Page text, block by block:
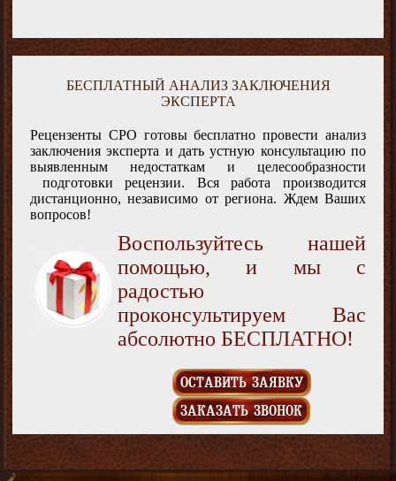
БЕСПЛАТНЫЙ АНАЛИЗ ЗАКЛЮЧЕНИЯ
ЭКСПЕРТА
Рецензенты СРО готовы бесплатно провести анализ
заключения эксперта и дать устную консультацию по
выявленным недостаткам и целесообразности
подготовки рецензии. Вся работа производится
дистанционно, независимо от региона. Ждем Ваших
вопросов!
Воспользуйтесь нашей
помощью, и мы с
радостью
проконсультируем Вас
абсолютно БЕСПЛАТНО!
ОСТАВИТЬ ЗАЯВКУ
ЗАКАЗАТЬ ЗВОНОК